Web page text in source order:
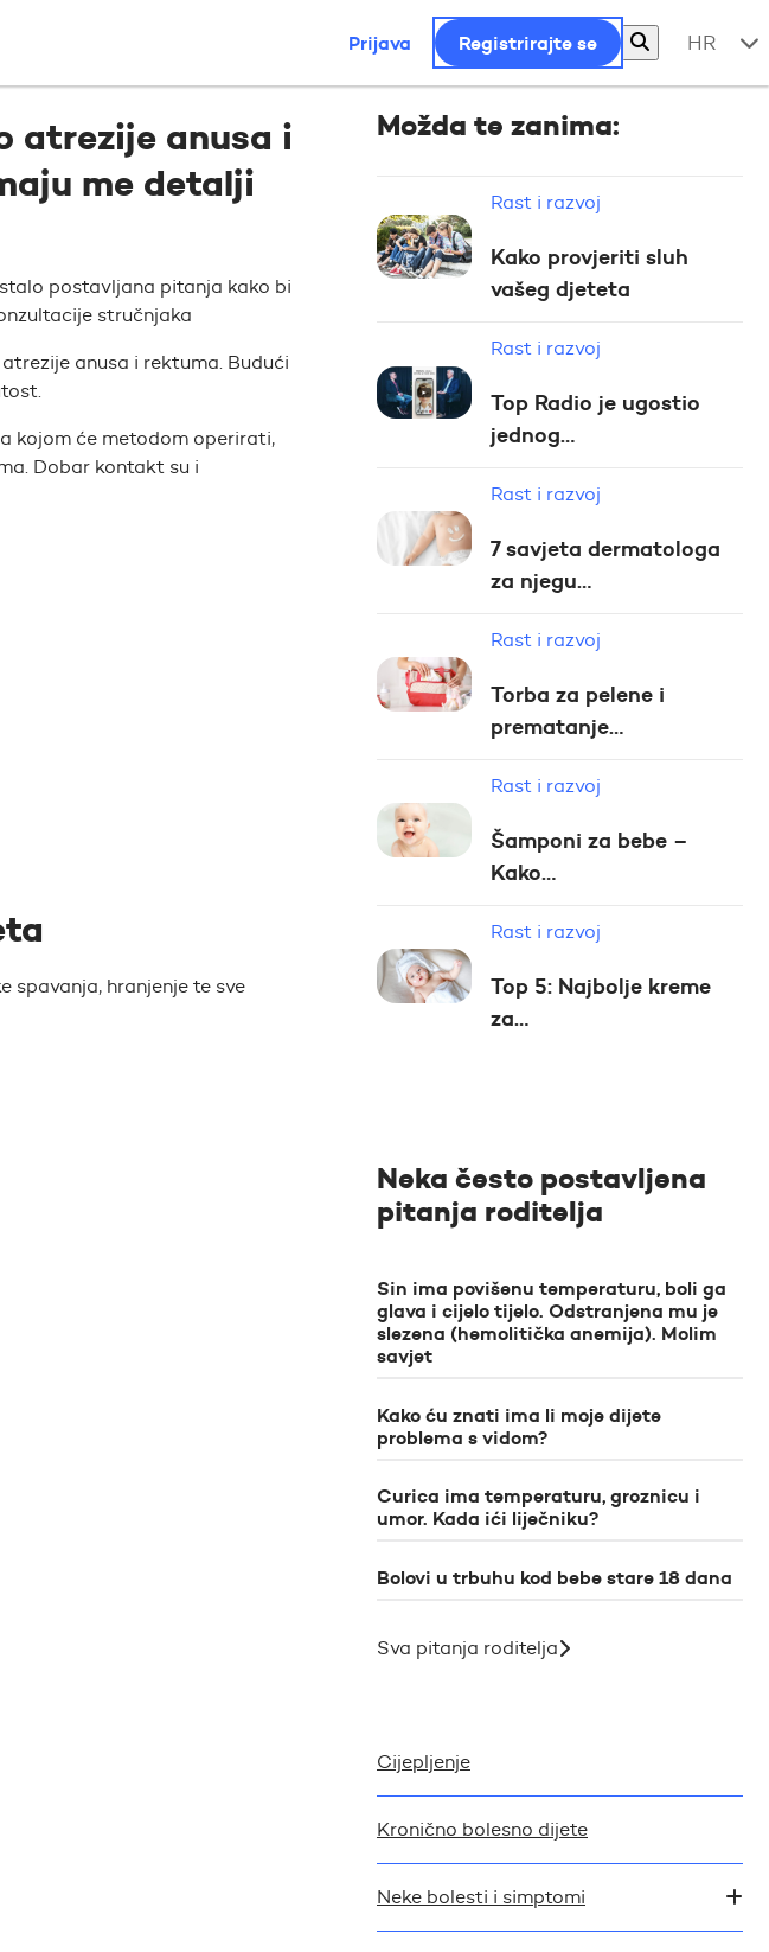
Prijava Registrirajte se HR
atrezije anusa i
me detalji
postavljana pitanja kako bi
stručnjaka
anusa i rektuma. Budući
kojom će metodom operirati,
Dobar kontakt su i
spavanja, hranjenje te sve
Možda te zanima:
Rast i razvoj
Kako provjeriti sluh
vašeg djeteta
Rast i razvoj
Top Radio je ugostio
jednog…
Rast i razvoj
7 savjeta dermatologa
za njegu…
Rast i razvoj
Torba za pelene i
prematanje…
Rast i razvoj
Šamponi za bebe –
Kako…
Rast i razvoj
Top 5: Najbolje kreme
za…
Neka često postavljena
pitanja roditelja
Sin ima povišenu temperaturu, boli ga
glava i cijelo tijelo. Odstranjena mu je
slezena (hemolitička anemija). Molim
savjet
Kako ću znati ima li moje dijete
problema s vidom?
Curica ima temperaturu, groznicu i
umor. Kada ići liječniku?
Bolovi u trbuhu kod bebe stare 18 dana
Sva pitanja roditelja
Cijepljenje
Kronično bolesno dijete
Neke bolesti i simptomi